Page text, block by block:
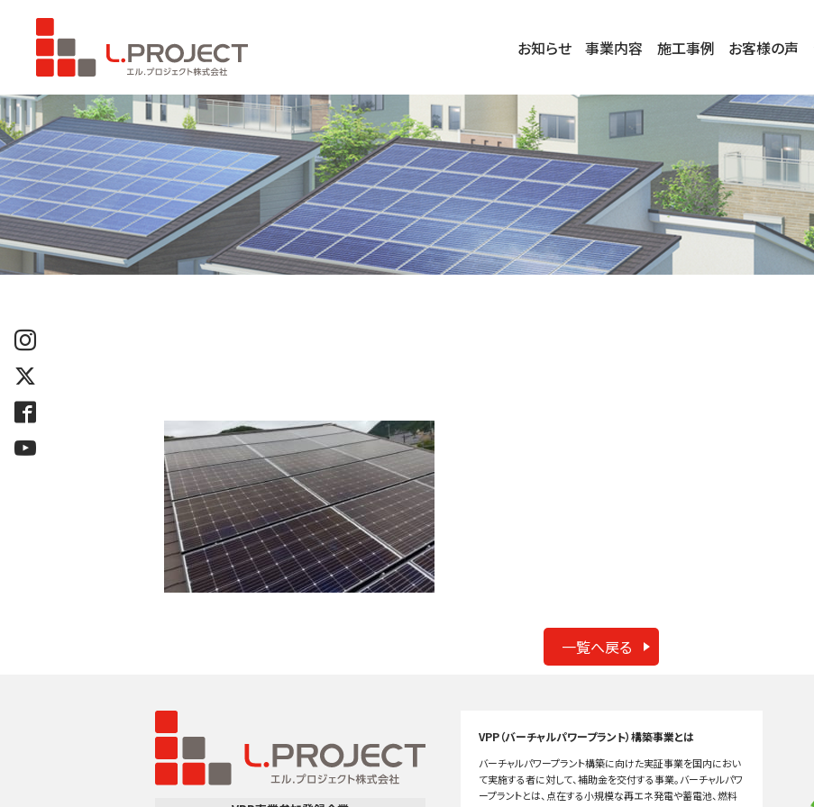
お知らせ 事業内容 施工事例 お客様の声
一覧へ戻る
VPP（バーチャルパワープラント）構築事業とは
バーチャルパワープラント構築に向けた実証事業を国内におい
て実施する者に対して、補助金を交付する事業。バーチャルパワ
ープラントとは、点在する小規模な再エネ発電や蓄電池、燃料